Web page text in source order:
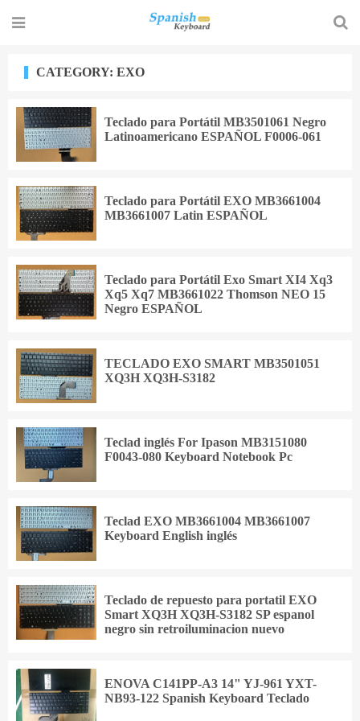
CATEGORY: EXO
Teclado para Portátil MB3501061 Negro
Latinoamericano ESPAÑOL F0006-061
Teclado para Portátil EXO MB3661004
MB3661007 Latin ESPAÑOL
Teclado para Portátil Exo Smart XI4 Xq3
Xq5 Xq7 MB3661022 Thomson NEO 15
Negro ESPAÑOL
TECLADO EXO SMART MB3501051
XQ3H XQ3H-S3182
Teclad inglés For Ipason MB3151080
F0043-080 Keyboard Notebook Pc
Teclad EXO MB3661004 MB3661007
Keyboard English inglés
Teclado de repuesto para portatil EXO
Smart XQ3H XQ3H-S3182 SP espanol
negro sin retroiluminacion nuevo
ENOVA C141PP-A3 14" YJ-961 YXT-
NB93-122 Spanish Keyboard Teclado